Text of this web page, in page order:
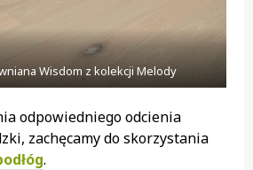
Wisdom z kolekcji Melody
odpowiedniego odcienia
zachęcamy do skorzystania
.